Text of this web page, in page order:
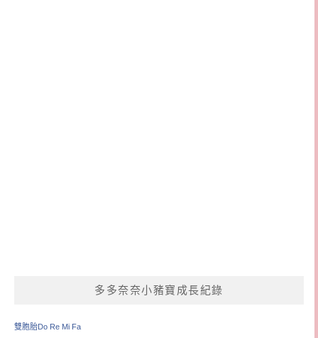
多多奈奈小豬寶成長紀錄
雙胞胎Do Re Mi Fa